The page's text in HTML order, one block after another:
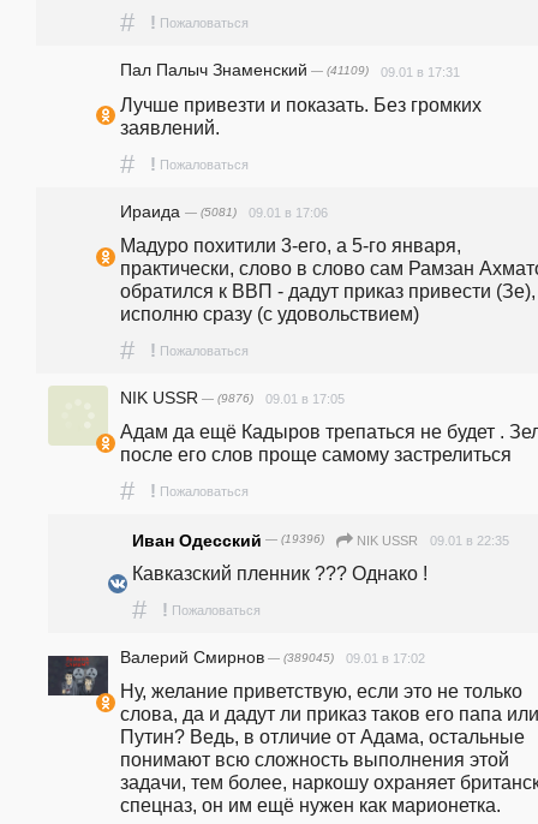
# ! Пожаловаться
Пал Палыч Знаменский — (41109) 09.01 в 17:31
Лучше привезти и показать. Без громких
заявлений.
# ! Пожаловаться
Ираида — (5081) 09.01 в 17:06
Мадуро похитили 3-его, а 5-го января,
практически, слово в слово сам Рамзан
обратился к ВВП - дадут приказ привести (Зе),
исполню сразу (с удовольствием)
# ! Пожаловаться
NIK USSR — (9876) 09.01 в 17:05
Адам да ещё Кадыров трепаться не будет .
после его слов проще самому застрелиться
# ! Пожаловаться
Иван Одесский — (19396) NIK USSR 09.01 в 22:35
Кавказский пленник ??? Однако !
# ! Пожаловаться
Валерий Смирнов — (389045) 09.01 в 17:02
Ну, желание приветствую, если это не только
слова, да и дадут ли приказ таков его папа или
Путин? Ведь, в отличие от Адама, остальные
понимают всю сложность выполнения этой
задачи, тем более, наркошу охраняет
спецназ, он им ещё нужен как марионетка.